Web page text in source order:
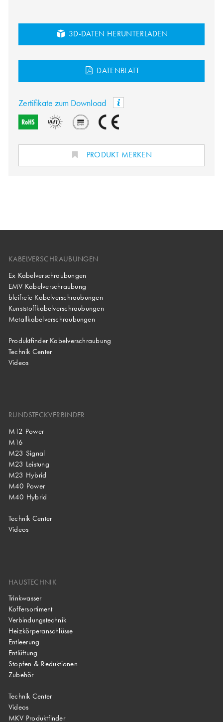
3D-DATEN HERUNTERLADEN
DATENBLATT
Zertifikate zum Download
PRODUKT MERKEN
KABELVERSCHRAUBUNGEN
Ex Kabelverschraubungen
EMV Kabelverschraubung
bleifreie Kabelverschraubungen
Kunststoffkabelverschraubungen
Metallkabelverschraubungen
Produktfinder Kabelverschraubung
Technik Center
Videos
RUNDSTECKVERBINDER
M12 Power
M16
M23 Signal
M23 Leistung
M23 Hybrid
M40 Power
M40 Hybrid
Technik Center
Videos
HAUSTECHNIK
Trinkwasser
Koffersortiment
Verbindungstechnik
Heizkörperanschlüsse
Entleerung
Entlüftung
Stopfen & Reduktionen
Zubehör
Technik Center
Videos
MKV Produktfinder